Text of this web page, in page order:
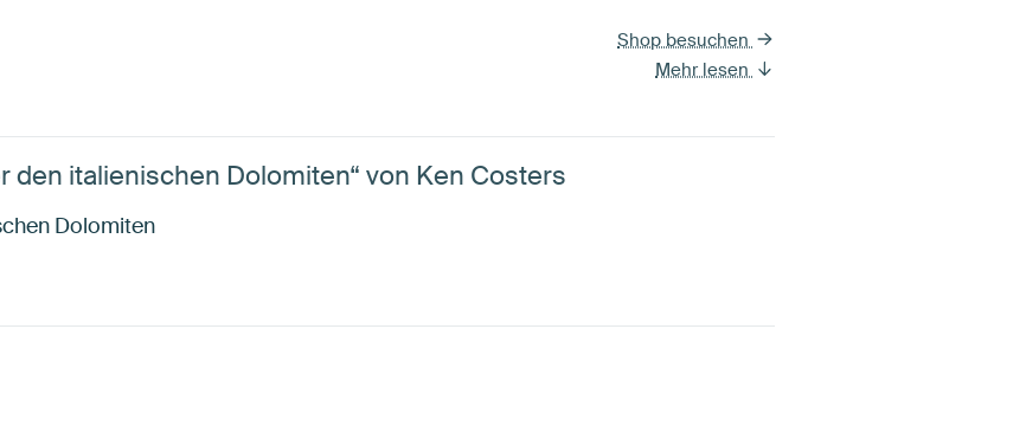
Shop besuchen
Mehr lesen
den italienischen Dolomiten“ von Ken Costers
Dolomiten